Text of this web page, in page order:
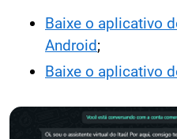
Baixe o aplicativo
Android;
Baixe o aplicativo